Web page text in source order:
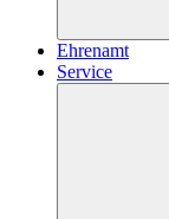
Ehrenamt
Service